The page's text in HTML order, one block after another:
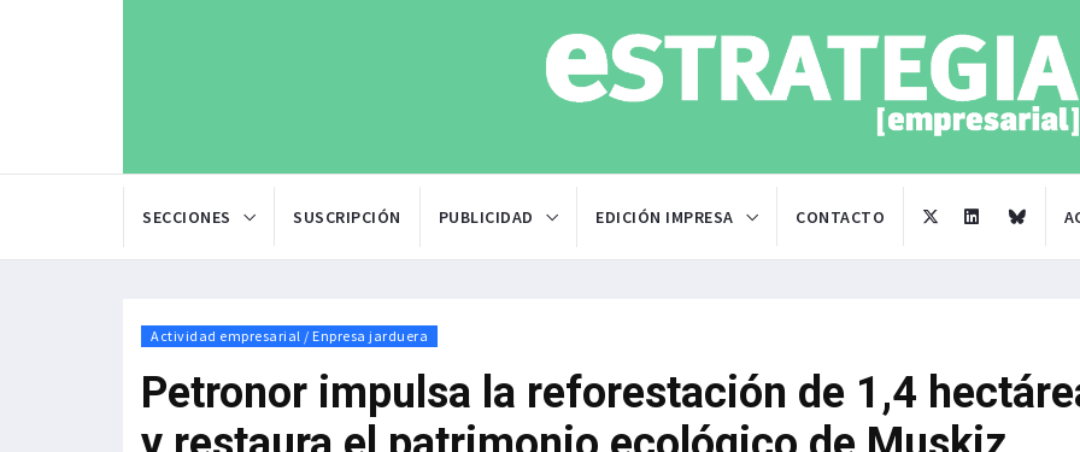
SECCIONES SUSCRIPCIÓN PUBLICIDAD EDICIÓN IMPRESA CONTACTO
Actividad empresarial / Enpresa jarduera
Petronor impulsa la reforestación de 1,4